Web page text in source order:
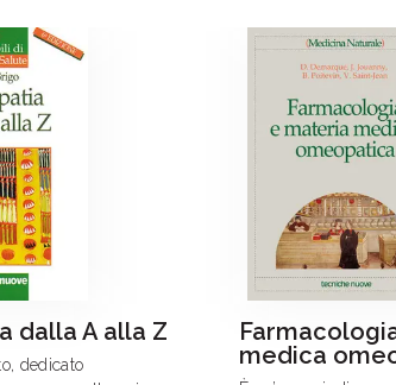
dalla A alla Z
dedicato
medica